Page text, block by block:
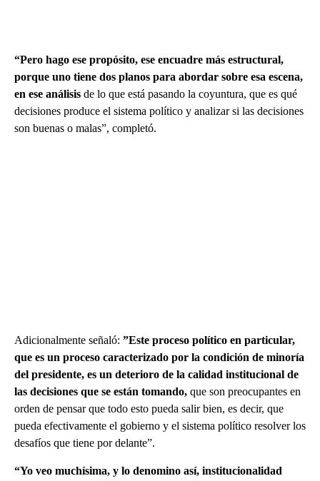
“Pero hago ese propósito, ese encuadre más estructural,
porque uno tiene dos planos para abordar sobre esa escena,
en ese análisis de lo que está pasando la coyuntura, que es qué
decisiones produce el sistema político y analizar si las decisiones
son buenas o malas”, completó.
Adicionalmente señaló: ”Este proceso político en particular,
que es un proceso caracterizado por la condición de minoría
del presidente, es un deterioro de la calidad institucional de
las decisiones que se están tomando, que son preocupantes en
orden de pensar que todo esto pueda salir bien, es decir, que
pueda efectivamente el gobierno y el sistema político resolver los
desafíos que tiene por delante”.
“Yo veo muchísima, y lo denomino así, institucionalidad